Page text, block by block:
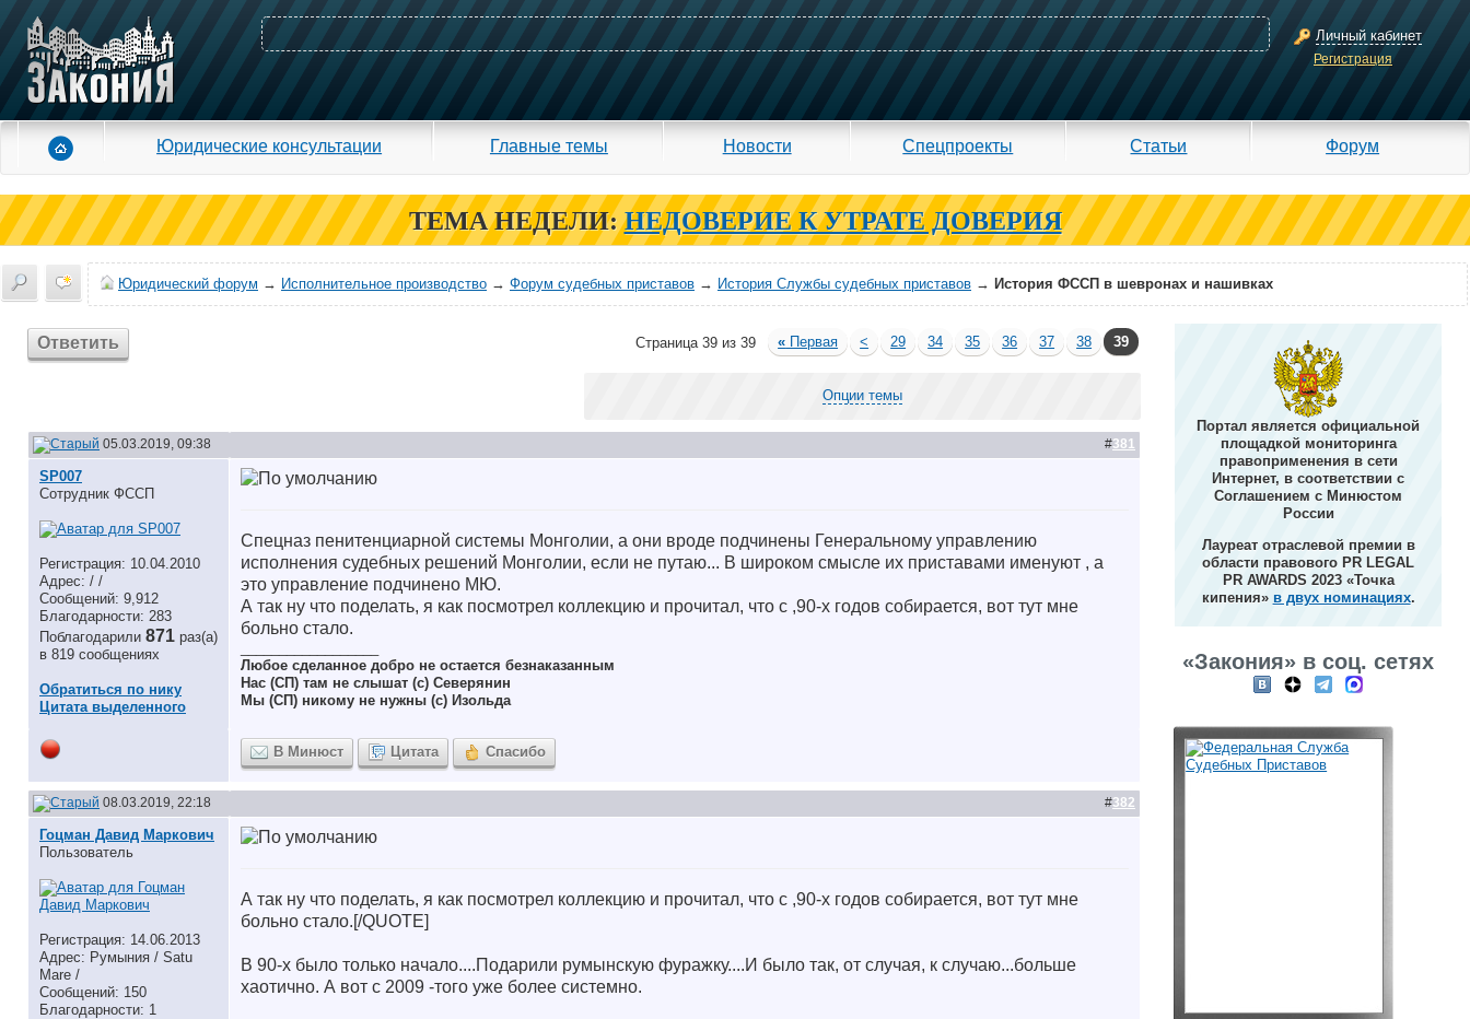
Личный кабинет
Регистрация
Юридические консультации Главные темы Новости Спецпроекты Статьи Форум
ТЕМА НЕДЕЛИ: НЕДОВЕРИЕ К УТРАТЕ ДОВЕРИЯ
Юридический форум → Исполнительное производство → Форум судебных приставов → История Службы судебных приставов → История ФССП в шевронах и нашивках
Ответить Страница 39 из 39 « Первая < 29 34 35 36 37 38 39
Опции темы
05.03.2019, 09:38 #381
SP007
Сотрудник ФССП
Регистрация: 10.04.2010
Адрес: / /
Сообщений: 9,912
Благодарности: 283
Поблагодарили 871 раз(а)
в 819 сообщениях
Обратиться по нику
Цитата выделенного
Спецназ пенитенциарной системы Монголии, а они вроде подчинены Генеральному управлению
исполнения судебных решений Монголии, если не путаю... В широком смысле их приставами именуют , а
это управление подчинено МЮ.
А так ну что поделать, я как посмотрел коллекцию и прочитал, что с ,90-х годов собирается, вот тут мне
больно стало.
Любое сделанное добро не остается безнаказанным
Нас (СП) там не слышат (с) Северянин
Мы (СП) никому не нужны (с) Изольда
В Минюст Цитата Спасибо
08.03.2019, 22:18 #382
Гоцман Давид Маркович
Пользователь
Регистрация: 14.06.2013
Адрес: Румыния / Satu
Mare /
Сообщений: 150
Благодарности: 1
А так ну что поделать, я как посмотрел коллекцию и прочитал, что с ,90-х годов собирается, вот тут мне
больно стало.[/QUOTE]
В 90-х было только начало....Подарили румынскую фуражку....И было так, от случая, к случаю...больше
хаотично. А вот с 2009 -того уже более системно.
Портал является официальной
площадкой мониторинга
правоприменения в сети
Интернет, в соответствии с
Соглашением с Минюстом
России
Лауреат отраслевой премии в
области правового PR LEGAL
PR AWARDS 2023 «Точка
кипения» в двух номинациях.
«Закония» в соц. сетях